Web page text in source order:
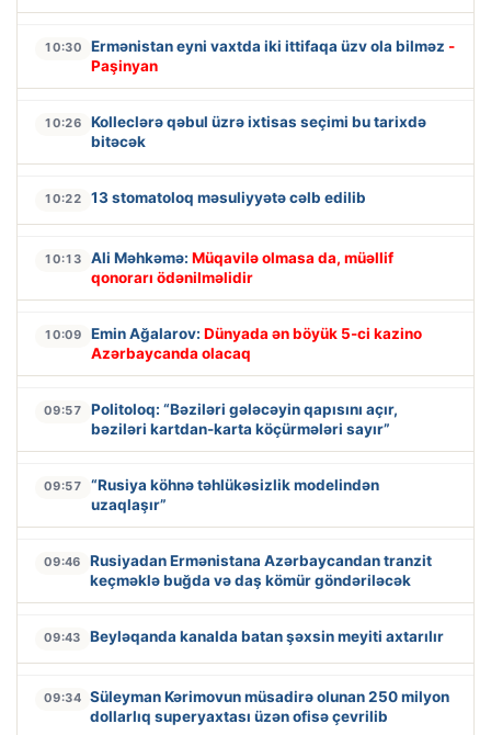
10:30 Ermənistan eyni vaxtda iki ittifaqa üzv ola bilməz -
Paşinyan
10:26
Kolleclərə qəbul üzrə ixtisas seçimi bu tarixdə
bitəcək
10:22 13 stomatoloq məsuliyyətə cəlb edilib
10:13 Ali Məhkəmə: Müqavilə olmasa da, müəllif
qonorarı ödənilməlidir
10:09 Emin Ağalarov: Dünyada ən böyük 5-ci kazino
Azərbaycanda olacaq
09:57
Politoloq: “Bəziləri gələcəyin qapısını açır,
bəziləri kartdan-karta köçürmələri sayır”
09:57
“Rusiya köhnə təhlükəsizlik modelindən
uzaqlaşır”
09:46
Rusiyadan Ermənistana Azərbaycandan tranzit
keçməklə buğda və daş kömür göndəriləcək
09:43 Beyləqanda kanalda batan şəxsin meyiti axtarılır
09:34 Süleyman Kərimovun müsadirə olunan 250 milyon
dollarlıq superyaxtası üzən ofisə çevrilib